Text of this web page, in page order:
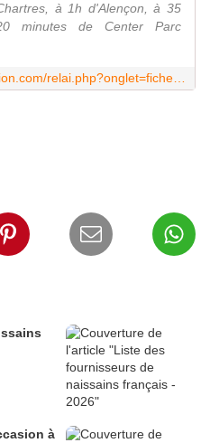
à 1h d'Alençon, à 35
minutes de Center Parc
à